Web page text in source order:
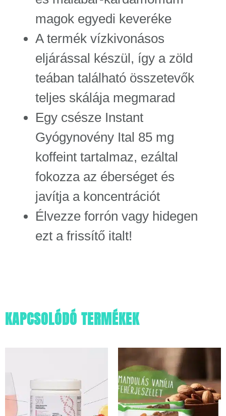
magok egyedi keveréke
A termék vízkivonásos
eljárással készül, így a zöld
teában található összetevők
teljes skálája megmarad
Egy csésze Instant
Gyógynovény Ital 85 mg
koffeint tartalmaz, ezáltal
fokozza az éberséget és
javítja a koncentrációt
Élvezze forrón vagy hidegen
ezt a frissítő italt!
KAPCSOLÓDÓ TERMÉKEK